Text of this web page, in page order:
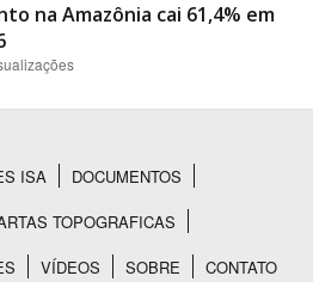
na Amazônia cai 61,4% em
ISA
DOCUMENTOS
TOPOGRAFICAS
VÍDEOS SOBRE CONTATO